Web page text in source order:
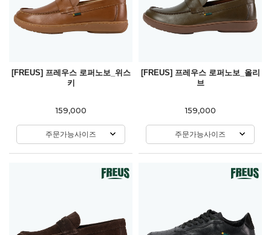
[FREUS] 프레우스 로퍼노보_위스
키
159,000
주문가능사이즈
[FREUS] 프레우스 로퍼노보_올리
브
159,000
주문가능사이즈